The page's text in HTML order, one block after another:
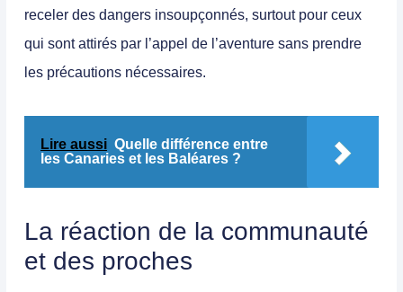
receler des dangers insoupçonnés, surtout pour ceux
qui sont attirés par l’appel de l’aventure sans prendre
les précautions nécessaires.
Lire aussi Quelle différence entre
les Canaries et les Baléares ?
La réaction de la communauté
et des proches